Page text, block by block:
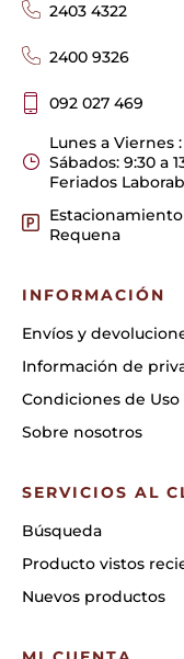
2403 4322
2400 9326
092 027 469
Lunes a Viernes :
Sábados: 9:30 a
Feriados
Requena
INFORMACIÓN
Envíos y
Información de
Condiciones de Uso
Sobre nosotros
SERVICIOS AL
Búsqueda
Producto vistos
Nuevos productos